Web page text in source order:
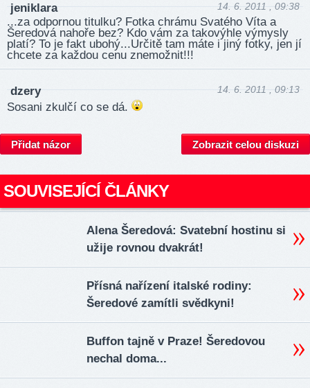
jeniklara 14. 6. 2011 , 09:38
...za odpornou titulku? Fotka chrámu Svatého Víta a
Šeredová nahoře bez? Kdo vám za takovýhle výmysly
platí? To je fakt ubohý...Určitě tam máte i jiný fotky, jen jí
chcete za každou cenu znemožnit!!!
dzery 14. 6. 2011 , 09:13
Sosani zkulčí co se dá.
Přidat názor Zobrazit celou diskuzi
SOUVISEJÍCÍ ČLÁNKY
Alena Šeredová: Svatební hostinu si
užije rovnou dvakrát!
Přísná nařízení italské rodiny:
Šeredové zamítli svědkyni!
Buffon tajně v Praze! Šeredovou
nechal doma...